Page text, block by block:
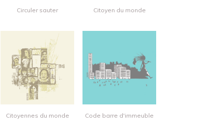
Circuler sauter Citoyen du monde
Citoyennes du monde Code barre d'immeuble